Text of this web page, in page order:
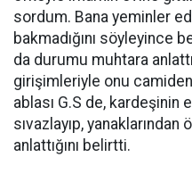
sordum. Bana yeminler
bakmadığını söyleyince
da durumu muhtara
girişimleriyle onu
ablası G.S de, kardeşinin
sıvazlayıp,
anlattığını belirtti.